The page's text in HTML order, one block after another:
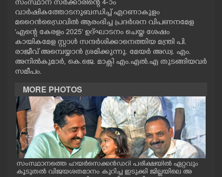
OPINION
PHOTOS
SPIRITUAL
INFO+
ART
സംസ്ഥാന സർക്കാരിന്റെ 4-ാം
വാർഷികത്തോടനുബന്ധിച്ച് എറണാകുളം
മറൈൻഡ്രൈവിൽ ആരംഭിച്ച പ്രദർശന വിപണനമേള
"എന്റെ കേരളം 2025" ഉദ്ഘാടനം ചെയ്ത ശേഷം
കായികമേള സ്റ്റാൾ സന്ദർശിക്കാനെത്തിയ മന്ത്രി പി.
രാജീവ് അമ്പെയ്യാൻ ശ്രമിക്കുന്നു. മേയർ അഡ്വ. എം.
അനിൽകുമാർ‌, കെ.ജെ. മാക്സി എം.എൽ.എ തുടങ്ങിയവർ
സമീപം.
MORE PHOTOS
സംസ്ഥാനത്തെ ഹയർസെക്കൻഡറി പരീക്ഷയിൽ ഏറ്റവും
കൂടുതൽ വിജയശതമാനം കുറിച്ച ഇടുക്കി ജില്ലയിലെ അ